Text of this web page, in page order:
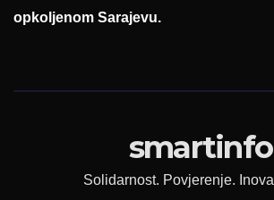
opkoljenom Sarajevu.
smartinfo
Solidarnost. Povjerenje.